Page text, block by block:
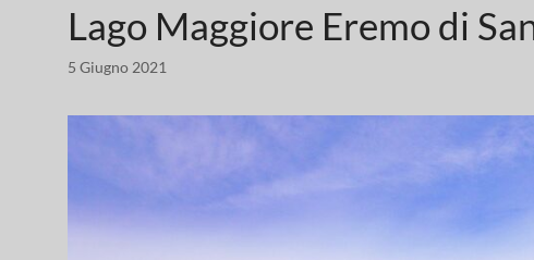
Lago Maggiore Eremo di
5 Giugno 2021